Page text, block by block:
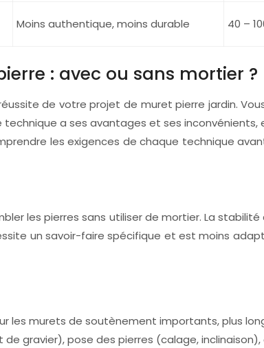
Moins authentique, moins durable 40 –
: avec ou sans mortier ?
de votre projet de muret pierre jardin.
a ses avantages et ses
les exigences de chaque technique
les pierres sans utiliser de mortier. La
un savoir-faire spécifique et est moins
les murets de soutènement importants, plus
gravier), pose des pierres (calage, inclinaison),